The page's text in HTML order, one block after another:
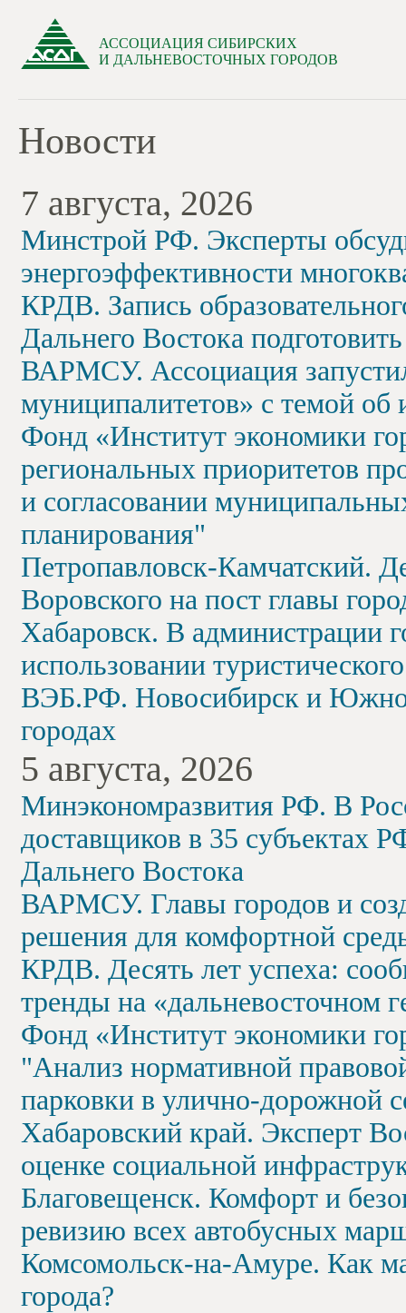
АССОЦИАЦИЯ СИБИРСКИХ
И ДАЛЬНЕВОСТОЧНЫХ ГОРОДОВ
Новости
7 августа, 2026
Минстрой РФ. Эксперты
энергоэффективности
КРДВ. Запись
Дальнего Востока
ВАРМСУ. Ассоциация
муниципалитетов» с темой об
Фонд «Институт экономики
региональных приоритетов
и согласовании
планирования"
Петропавловск-Камчатский.
Воровского на пост главы
Хабаровск. В администрации
использовании
ВЭБ.РФ. Новосибирск и
городах
5 августа, 2026
Минэкономразвития РФ. В
доставщиков в 35 субъектах
Дальнего Востока
ВАРМСУ. Главы городов и
решения для комфортной
КРДВ. Десять лет успеха:
тренды на «дальневосточном
Фонд «Институт экономики
"Анализ нормативной
парковки в улично-дорожной
Хабаровский край. Эксперт
оценке социальной
Благовещенск. Комфорт и
ревизию всех автобусных
Комсомольск-на-Амуре. Как
города?